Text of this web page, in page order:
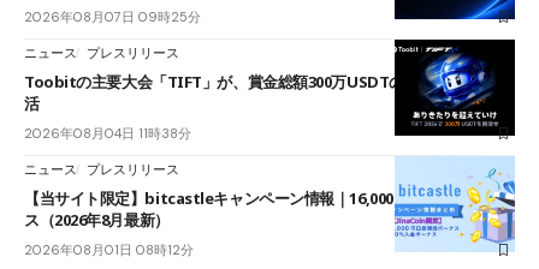
2026年08月07日 09時25分
ニュース プレスリリース
Toobitの主要大会「TIFT」が、賞金総額300万USDTのレースとして復
活
2026年08月04日 11時38分
ニュース プレスリリース
【当サイト限定】bitcastleキャンペーン情報｜16,000円口座開設ボーナ
ス（2026年8月最新）
2026年08月01日 08時12分